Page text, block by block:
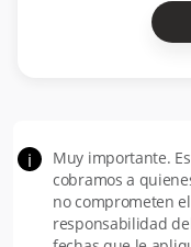
i
Muy importante.
cobramos a
no comprometen
responsabilidad